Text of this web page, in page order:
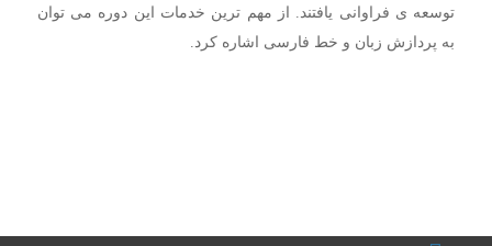
توسعه ی فراوانی یافتند. از مهم ترین خدمات این دوره می توان
به پردازش زبان و خط فارسی اشاره کرد.